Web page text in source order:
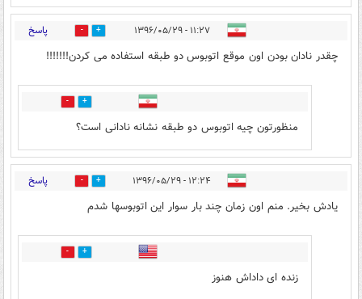
۱۱:۲۷ - ۱۳۹۶/۰۵/۲۹ 8 پاسخ
چقدر نادان بودن اون موقع اتوبوس دو طبقه استفاده می کردن!!!!!!!
0
منظورتون چیه اتوبوس دو طبقه نشانه نادانی است؟
۱۲:۲۴ - ۱۳۹۶/۰۵/۲۹ 26 پاسخ
یادش بخیر. منم اون زمان چند بار سوار این اتوبوسها شدم
6
زنده ای داداش هنوز